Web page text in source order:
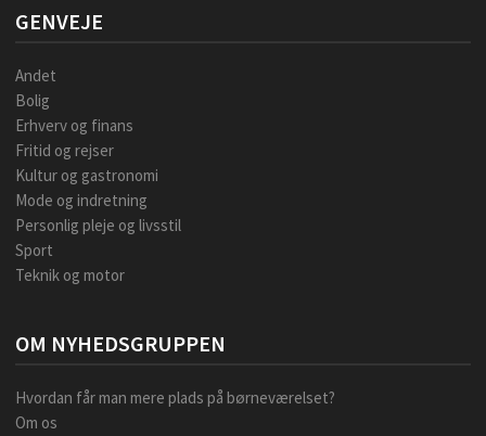
GENVEJE
Andet
Bolig
Erhverv og finans
Fritid og rejser
Kultur og gastronomi
Mode og indretning
Personlig pleje og livsstil
Sport
Teknik og motor
OM NYHEDSGRUPPEN
Hvordan får man mere plads på børneværelset?
Om os